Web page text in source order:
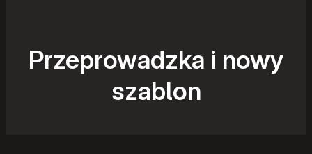
Przeprowadzka i nowy
szablon